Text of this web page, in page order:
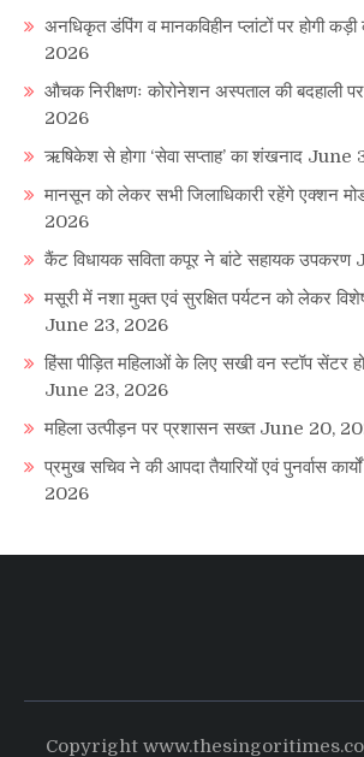
अनधिकृत डंपिंग व मानकविहीन प्लांटों पर होगी कड़ी
2026
औचक निरीक्षणः कोरोनेशन अस्पताल की बदहाली
2026
ऋषिकेश से होगा ‘सेवा सप्ताह’ का शंखनाद June
मानसून को लेकर सभी जिलाधिकारी रहेंगे एक्शन
2026
कैंट विधायक सविता कपूर ने बांटे सहायक उपकरण
मसूरी में नशा मुक्त एवं सुरक्षित पर्यटन को लेकर
June 23, 2026
हिंसा पीड़ित महिलाओं के लिए सखी वन स्टॉप सेंटर
June 23, 2026
महिला उत्पीड़न पर प्रशासन सख्त June 20,
प्रमुख सचिव ने की आपदा तैयारियों एवं पुनर्वास कार्यों
2026
Copyright